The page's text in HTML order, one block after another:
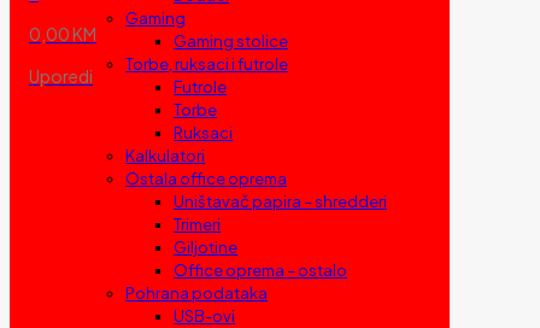
0,00 KM
Uporedi
Gaming
Gaming stolice
Torbe, ruksaci i futrole
Futrole
Torbe
Ruksaci
Kalkulatori
Ostala office oprema
Uništavač papira – shredderi
Trimeri
Giljotine
Office oprema – ostalo
Pohrana podataka
USB-ovi